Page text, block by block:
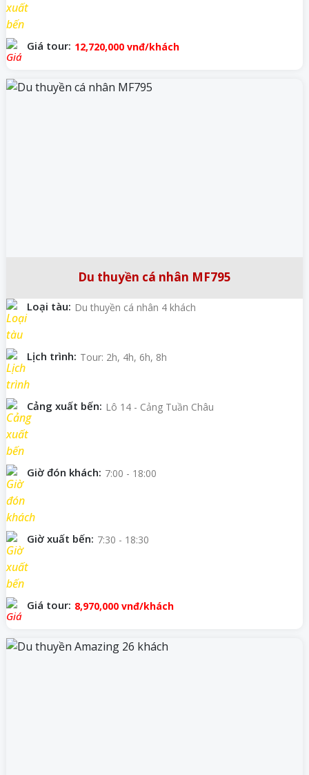
Giá tour: 12,720,000 vnđ/khách
Du thuyền cá nhân MF795
Loại tàu: Du thuyền cá nhân 4 khách
Lịch trình: Tour: 2h, 4h, 6h, 8h
Cảng xuất bến: Lô 14 - Cảng Tuần Châu
Giờ đón khách: 7:00 - 18:00
Giờ xuất bến: 7:30 - 18:30
Giá tour: 8,970,000 vnđ/khách